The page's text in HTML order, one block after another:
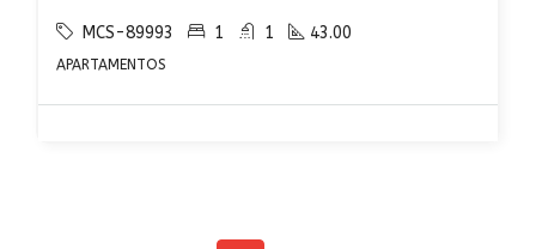
MCS-89993 1 1 43.00
APARTAMENTOS